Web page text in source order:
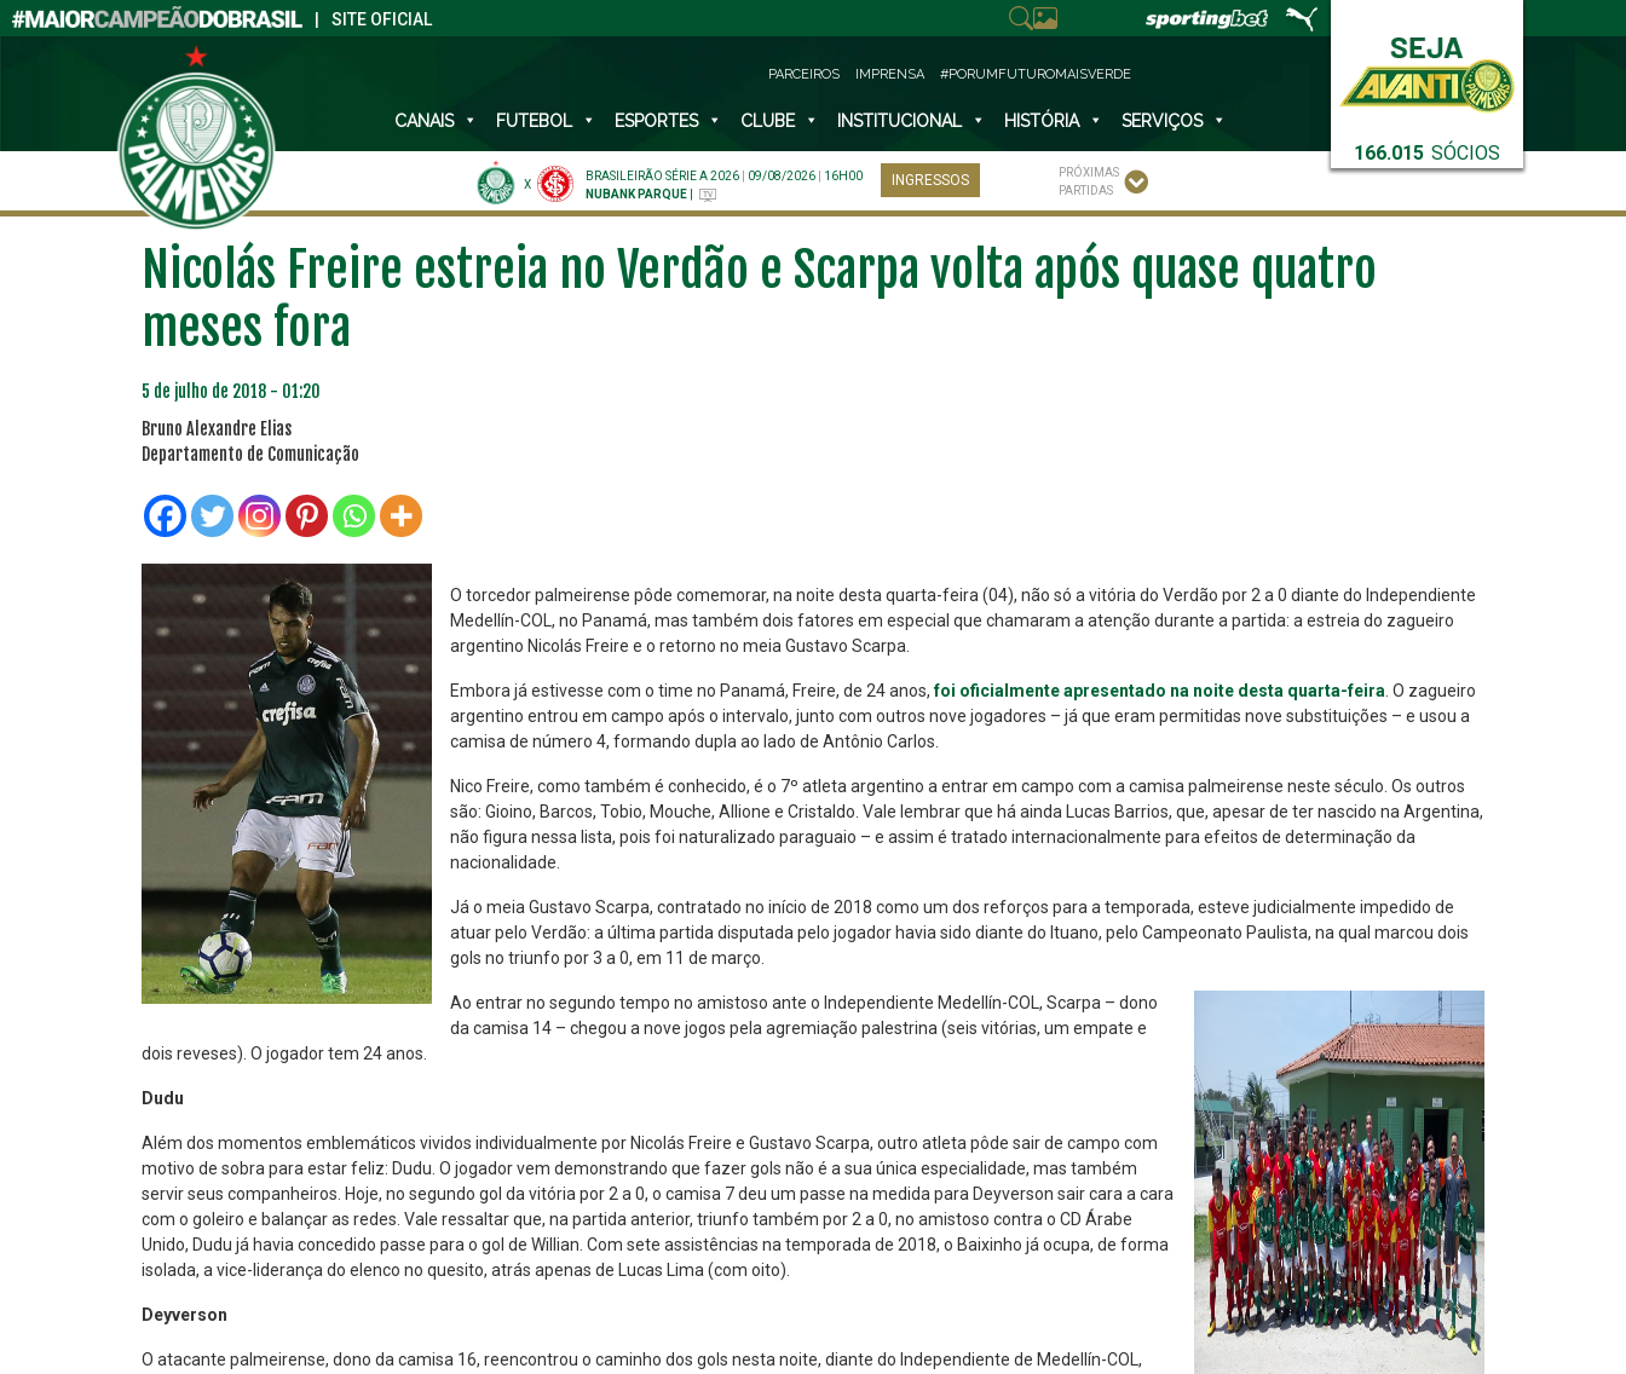
SITE OFICIAL
166.015 SÓCIOS
PARCEIROS IMPRENSA #PORUMFUTUROMAISVERDE
CANAIS FUTEBOL ESPORTES CLUBE INSTITUCIONAL HISTÓRIA SERVIÇOS
X
BRASILEIRÃO SÉRIE A 2026 09/08/2026
16H00
NUBANK PARQUE
INGRESSOS
PRÓXIMAS
PARTIDAS
Nicolás Freire estreia no Verdão e Scarpa volta após quase quatro
meses fora
5 de julho de 2018 - 01:20
Bruno Alexandre Elias
Departamento de Comunicação
O torcedor palmeirense pôde comemorar, na noite desta quarta-feira (04), não só a vitória do Verdão por 2 a 0 diante do Independiente
Medellín-COL, no Panamá, mas também dois fatores em especial que chamaram a atenção durante a partida: a estreia do zagueiro
argentino Nicolás Freire e o retorno no meia Gustavo Scarpa.
Embora já estivesse com o time no Panamá, Freire, de 24 anos,foi oficialmente apresentado na noite desta quarta-feira . O zagueiro
argentino entrou em campo após o intervalo, junto com outros nove jogadores – já que eram permitidas nove substituições – e usou a
camisa de número 4, formando dupla ao lado de Antônio Carlos.
Nico Freire, como também é conhecido, é o 7º atleta argentino a entrar em campo com a camisa palmeirense neste século. Os outros
são: Gioino, Barcos, Tobio, Mouche, Allione e Cristaldo. Vale lembrar que há ainda Lucas Barrios, que, apesar de ter nascido na Argentina,
não figura nessa lista, pois foi naturalizado paraguaio – e assim é tratado internacionalmente para efeitos de determinação da
nacionalidade.
Já o meia Gustavo Scarpa, contratado no início de 2018 como um dos reforços para a temporada, esteve judicialmente impedido de
atuar pelo Verdão: a última partida disputada pelo jogador havia sido diante do Ituano, pelo Campeonato Paulista, na qual marcou dois
gols no triunfo por 3 a 0, em 11 de março.
Ao entrar no segundo tempo no amistoso ante o Independiente Medellín-COL, Scarpa – dono
da camisa 14 – chegou a nove jogos pela agremiação palestrina (seis vitórias, um empate e
dois reveses). O jogador tem 24 anos.
Dudu
Além dos momentos emblemáticos vividos individualmente por Nicolás Freire e Gustavo Scarpa, outro atleta pôde sair de campo com
motivo de sobra para estar feliz: Dudu. O jogador vem demonstrando que fazer gols não é a sua única especialidade, mas também
servir seus companheiros. Hoje, no segundo gol da vitória por 2 a 0, o camisa 7 deu um passe na medida para Deyverson sair cara a cara
com o goleiro e balançar as redes. Vale ressaltar que, na partida anterior, triunfo também por 2 a 0, no amistoso contra o CD Árabe
Unido, Dudu já havia concedido passe para o gol de Willian. Com sete assistências na temporada de 2018, o Baixinho já ocupa, de forma
isolada, a vice-liderança do elenco no quesito, atrás apenas de Lucas Lima (com oito).
Deyverson
O atacante palmeirense, dono da camisa 16, reencontrou o caminho dos gols nesta noite, diante do Independiente de Medellín-COL,